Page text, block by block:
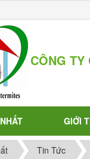
CÔNG TY
GIỚI
Tin Tức